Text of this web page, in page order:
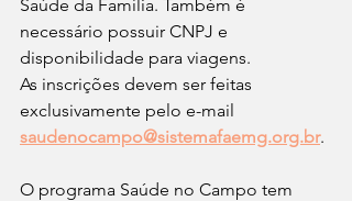
Saúde da Família. Também é
necessário possuir CNPJ e
disponibilidade para viagens.
As inscrições devem ser feitas
exclusivamente pelo e-mail
saudenocampo@sistemafaemg.org.br.
O programa Saúde no Campo tem